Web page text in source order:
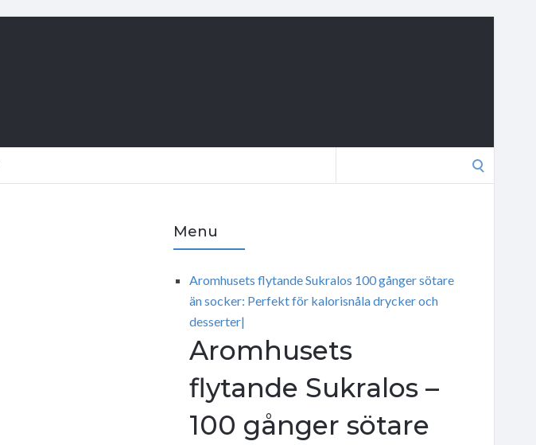
Menu
Aromhusets flytande Sukralos 100 gånger sötare
än socker: Perfekt för kalorisnåla drycker och
desserter|
Aromhusets
flytande Sukralos –
100 gånger sötare